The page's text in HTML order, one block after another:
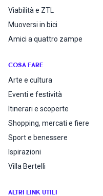
Viabilità e ZTL
Muoversi in bici
Amici a quattro zampe
COSA FARE
Arte e cultura
Eventi e festività
Itinerari e scoperte
Shopping, mercati e fiere
Sport e benessere
Ispirazioni
Villa Bertelli
ALTRI LINK UTILI